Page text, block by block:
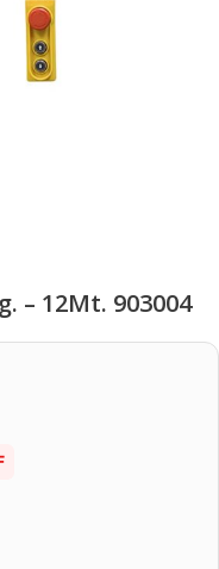
– 12Mt. 903004